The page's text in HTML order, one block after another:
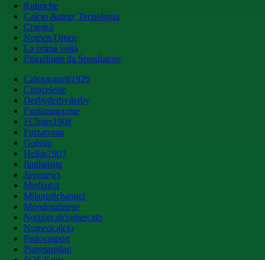
Rubriche
Calcio &amp; Tecnologia
Cinegol
Nomen Omen
La prima volta
Etimologie da Spogliatoio
Calcionapoli1926
Cittaceleste
Derbyderbyderby
Fantamagazine
FCInter1908
Forzaroma
Golssip
Hellas1903
Ilmilanista
Juvenews
Mediagol
Milanistichannel
Mondoudinese
Notiziecalciomercato
Numericalcio
Padovasport
Pianetamilan